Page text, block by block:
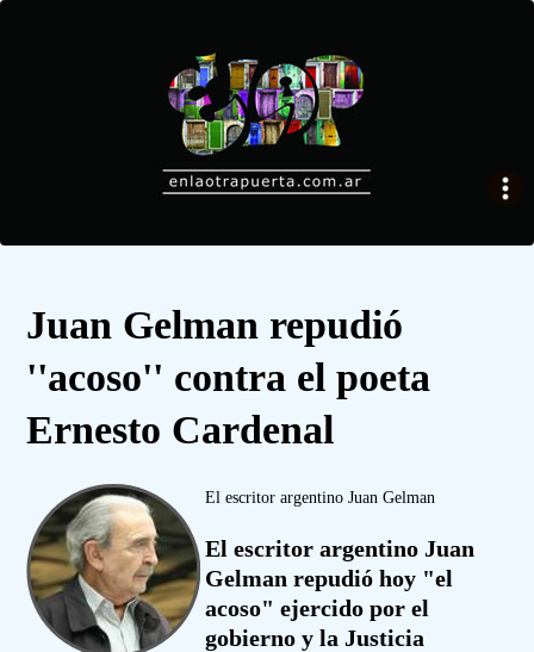
Juan Gelman repudió
''acoso'' contra el poeta
Ernesto Cardenal
El escritor argentino Juan Gelman
El escritor argentino Juan
Gelman repudió hoy "el
acoso" ejercido por el
gobierno y la Justicia